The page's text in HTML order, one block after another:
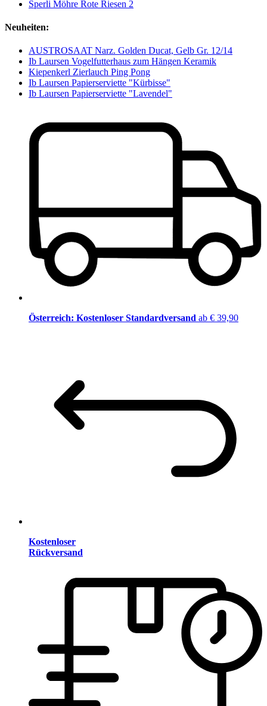
Sperli Möhre Rote Riesen 2
Neuheiten:
AUSTROSAAT Narz. Golden Ducat, Gelb Gr. 12/14
Ib Laursen Vogelfutterhaus zum Hängen Keramik
Kiepenkerl Zierlauch Ping Pong
Ib Laursen Papierserviette "Kürbisse"
Ib Laursen Papierserviette "Lavendel"
Österreich: Kostenloser Standardversand ab € 39,90
Kostenloser
Rückversand